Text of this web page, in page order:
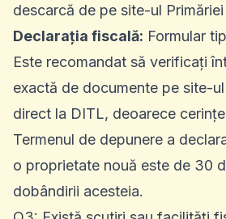
descarcă de pe site-ul Primăriei
Declarația fiscală: Formular
Este recomandat să verificați
exactă de documente pe site-
direct la DITL, deoarece
Termenul de depunere a
o proprietate nouă este de 30
dobândirii acesteia.